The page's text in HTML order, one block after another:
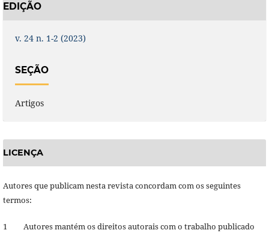
EDIÇÃO
v. 24 n. 1-2 (2023)
SEÇÃO
Artigos
LICENÇA
Autores que publicam nesta revista concordam com os seguintes
termos:
1 Autores mantém os direitos autorais com o trabalho publicado